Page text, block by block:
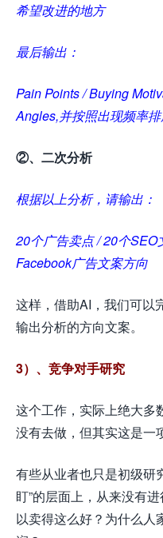
希望改进的地方
最后输出：
Pain Points / Buying
Angles,并按照出现频率排
②、二次分析
根据以上分析，请输出：
20个广告卖点 / 20个SEO
Facebook广告文案方向
这样，借助AI，我们可以
输出分析的方向文案。
3）、竞争对手研究
这个工作，实际上绝大多
没有去做，但其实这是一
有些从业者也只是初级研
盯”的层面上，从来没有
以卖得这么好？为什么人